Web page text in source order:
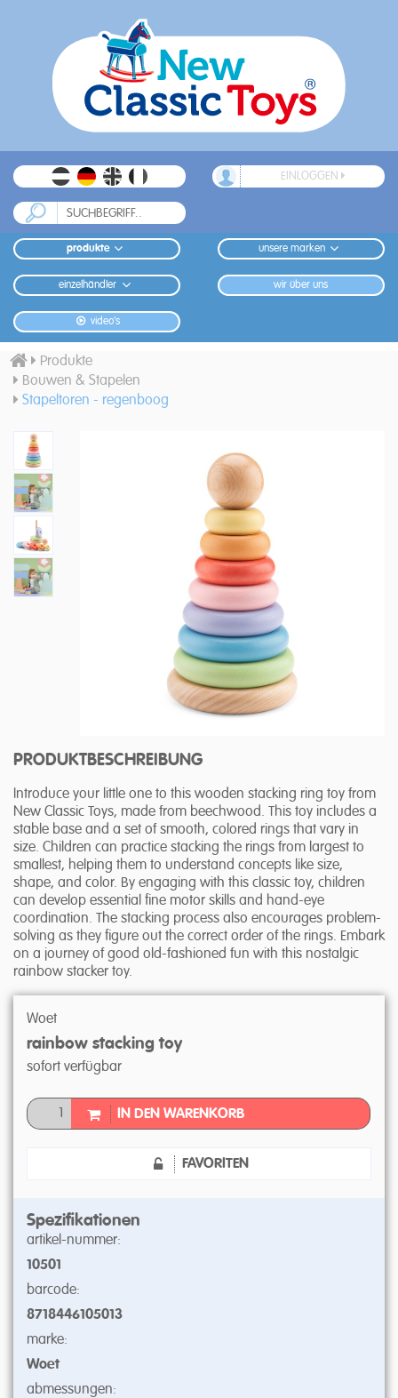
EINLOGGEN
produkte unsere marken
einzelhändler wir über uns
video's
Produkte
Bouwen & Stapelen
Stapeltoren - regenboog
PRODUKTBESCHREIBUNG
Introduce your little one to this wooden stacking ring toy from
New Classic Toys, made from beechwood. This toy includes a
stable base and a set of smooth, colored rings that vary in
size. Children can practice stacking the rings from largest to
smallest, helping them to understand concepts like size,
shape, and color. By engaging with this classic toy, children
can develop essential fine motor skills and hand-eye
coordination. The stacking process also encourages problem-
solving as they figure out the correct order of the rings. Embark
on a journey of good old-fashioned fun with this nostalgic
rainbow stacker toy.
Woet
rainbow stacking toy
sofort verfügbar
IN DEN WARENKORB
FAVORITEN
Spezifikationen
artikel-nummer:
10501
barcode:
8718446105013
marke:
Woet
abmessungen: